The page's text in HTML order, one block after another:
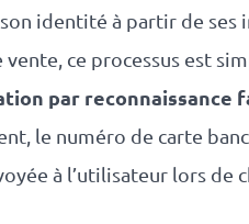
identité à partir de ses
ce processus est
par reconnaissance
le numéro de carte
à l’utilisateur lors de